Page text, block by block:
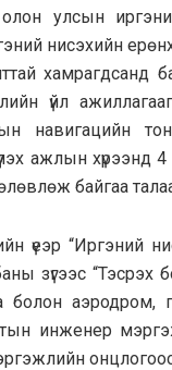
улсын
нисэхийн
хамрагдсанд
үйл
навигацийн
ажлын хүрээнд
байгаа
үеэр “Иргэний
зүгээс “Тэсрэх
болон аэродром,
инженер